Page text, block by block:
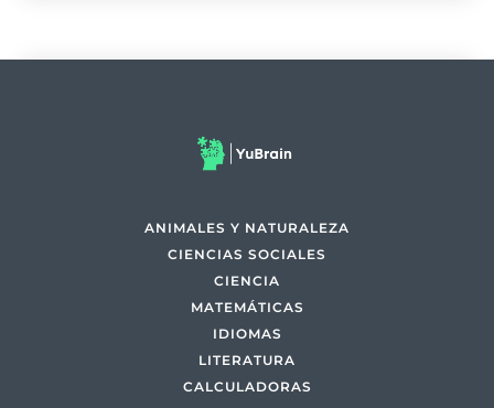
ANIMALES Y NATURALEZA
CIENCIAS SOCIALES
CIENCIA
MATEMÁTICAS
IDIOMAS
LITERATURA
CALCULADORAS